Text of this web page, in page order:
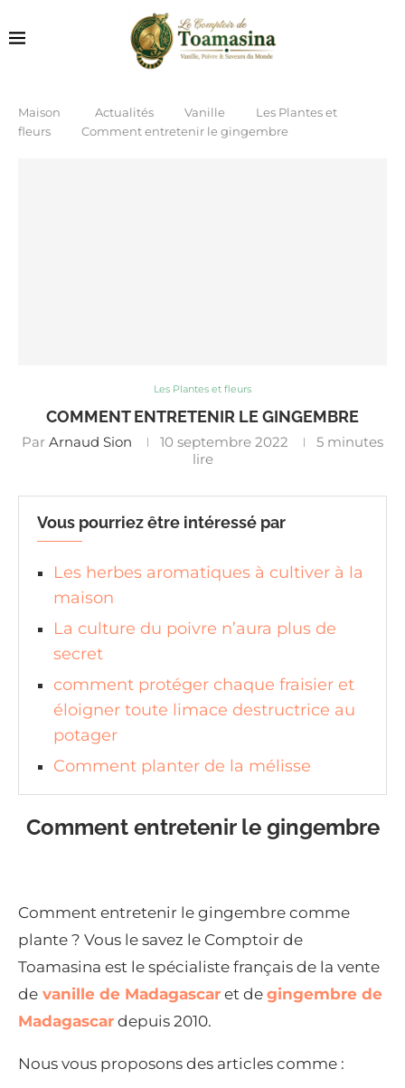
Maison Actualités Vanille
Les Plantes et
fleurs
Comment entretenir le gingembre
Les Plantes et fleurs
COMMENT ENTRETENIR LE GINGEMBRE
Par Arnaud Sion 10 septembre 2022
5 minutes
lire
Vous pourriez être intéressé par
Les herbes aromatiques à cultiver à la
maison
La culture du poivre n’aura plus de
secret
comment protéger chaque fraisier et
éloigner toute limace destructrice au
potager
Comment planter de la mélisse
Comment entretenir le gingembre
Comment entretenir le gingembre comme
plante ? Vous le savez le Comptoir de
Toamasina est le spécialiste français de la vente
de vanille de Madagascar et de gingembre de
Madagascar depuis 2010.
Nous vous proposons des articles comme :